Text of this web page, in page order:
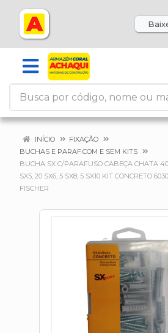
INÍCIO
FIXAÇÃO
BUCHAS E PARAF.COM E SEM KITS
BUCHA SX C/PARAFUSO CABEÇA CHATA
SX5, 20 SX6, 5 SX8, 5 SX10 KIT CONCRETO
FISCHER